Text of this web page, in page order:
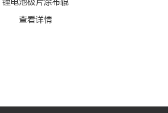
查看详情